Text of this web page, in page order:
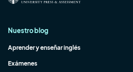
Nuestro blog
Aprender y enseñar inglés
Exámenes